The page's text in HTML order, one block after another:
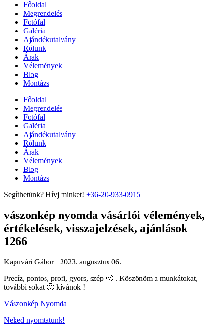
Főoldal
Megrendelés
Fotófal
Galéria
Ajándékutalvány
Rólunk
Árak
Vélemények
Blog
Montázs
Főoldal
Megrendelés
Fotófal
Galéria
Ajándékutalvány
Rólunk
Árak
Vélemények
Blog
Montázs
Segíthetünk? Hívj minket! +36-20-933-0915
vászonkép nyomda vásárlói vélemények,
értékelések, visszajelzések, ajánlások
1266
Kapuvári Gábor - 2023. augusztus 06.
Precíz, pontos, profi, gyors, szép 🙂 . Köszönöm a munkátokat,
további sokat 🙂 kívánok !
Vászonkép Nyomda
Neked nyomtatunk!